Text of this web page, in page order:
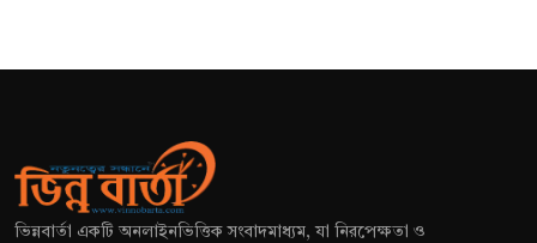
ভিন্নবার্তা একটি অনলাইনভিত্তিক সংবাদমাধ্যম, যা নিরপেক্ষতা ও